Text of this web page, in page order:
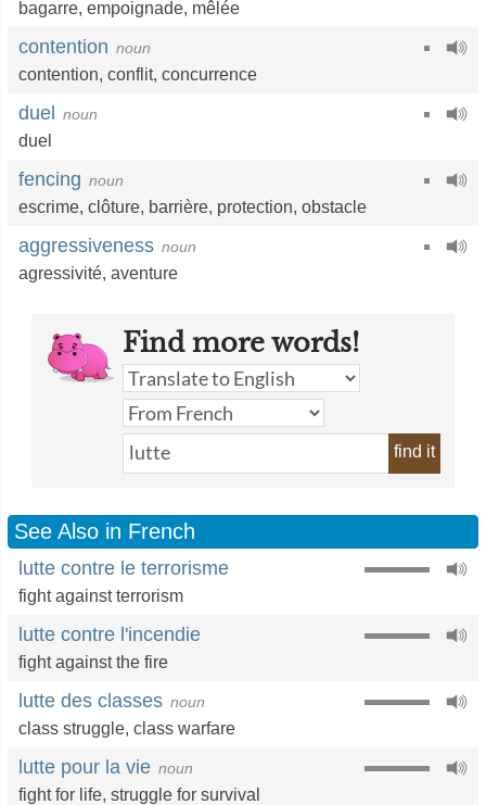
bagarre, empoignade, mêlée
contention noun
contention, conflit, concurrence
duel noun
duel
fencing noun
escrime, clôture, barrière, protection, obstacle
aggressiveness noun
agressivité, aventure
Find more words!
find it
See Also in French
lutte contre le terrorisme
fight against terrorism
lutte contre l'incendie
fight against the fire
lutte des classes noun
class struggle, class warfare
lutte pour la vie noun
fight for life, struggle for survival